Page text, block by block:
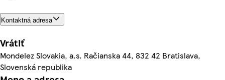
Kontaktná adresa
Vrátiť
Mondelez Slovakia, a.s. Račianska 44, 832 42 Bratislava,
Slovenská republika